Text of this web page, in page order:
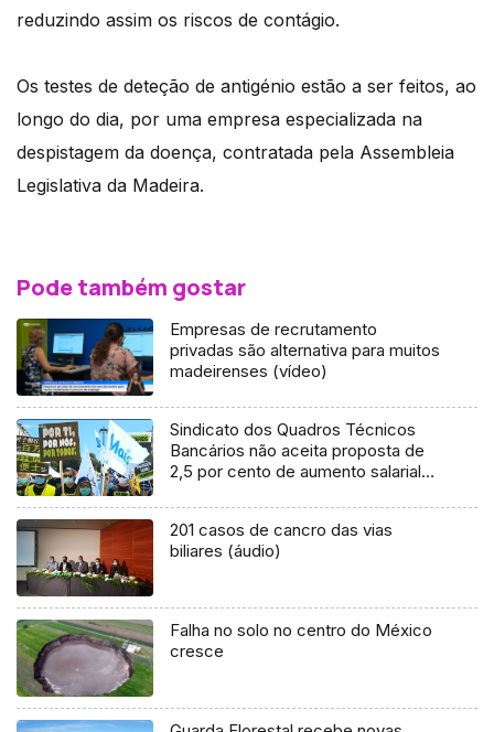
reduzindo assim os riscos de contágio.
Os testes de deteção de antigénio estão a ser feitos, ao
longo do dia, por uma empresa especializada na
despistagem da doença, contratada pela Assembleia
Legislativa da Madeira.
Pode também gostar
Empresas de recrutamento
privadas são alternativa para muitos
madeirenses (vídeo)
Sindicato dos Quadros Técnicos
Bancários não aceita proposta de
2,5 por cento de aumento salarial
201 casos de cancro das vias
biliares (áudio)
Falha no solo no centro do México
cresce